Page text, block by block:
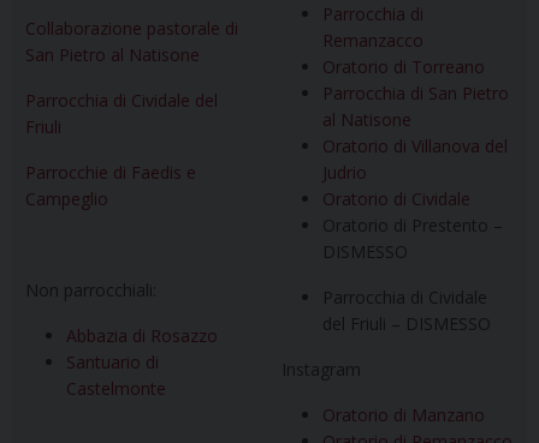
Collaborazione pastorale di
San Pietro al Natisone
Parrocchia di Cividale del
Friuli
Parrocchie di Faedis e
Campeglio
Non parrocchiali:
Abbazia di Rosazzo
Santuario di
Castelmonte
Parrocchia di
Remanzacco
Oratorio di Torreano
Parrocchia di San Pietro
al Natisone
Oratorio di Villanova del
Judrio
Oratorio di Cividale
Oratorio di Prestento –
DISMESSO
Parrocchia di Cividale
del Friuli – DISMESSO
Instagram
Oratorio di Manzano